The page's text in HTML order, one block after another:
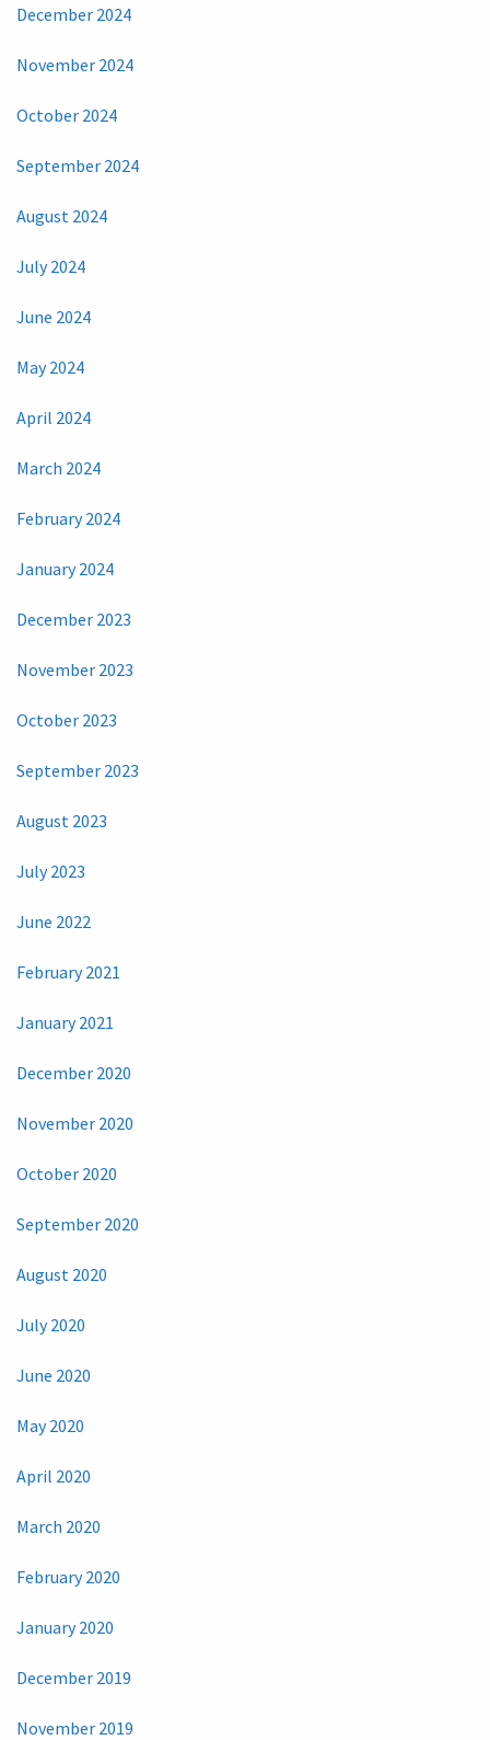
December 2024
November 2024
October 2024
September 2024
August 2024
July 2024
June 2024
May 2024
April 2024
March 2024
February 2024
January 2024
December 2023
November 2023
October 2023
September 2023
August 2023
July 2023
June 2022
February 2021
January 2021
December 2020
November 2020
October 2020
September 2020
August 2020
July 2020
June 2020
May 2020
April 2020
March 2020
February 2020
January 2020
December 2019
November 2019